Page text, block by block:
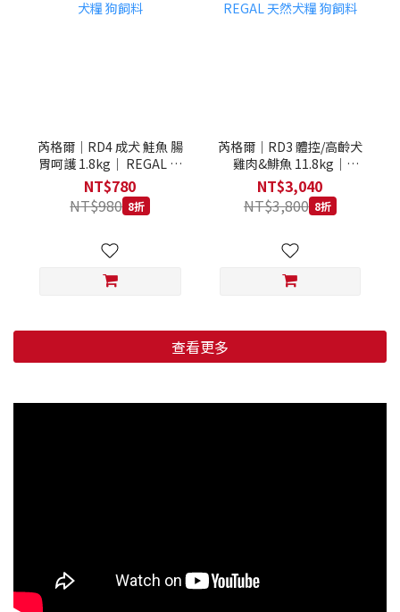
芮格爾｜RD4 成犬 鮭魚 腸
胃呵護 1.8kg｜ REGAL 天
然犬糧 狗飼料
NT$780
NT$980 8折
芮格爾｜RD3 體控/高齡犬
雞肉&鯡魚 11.8kg｜
REGAL 天然犬糧 狗飼料
NT$3,040
NT$3,800 8折
查看更多